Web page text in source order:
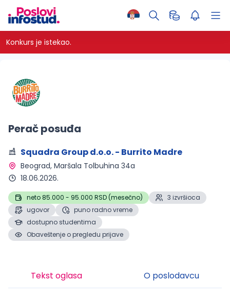
Konkurs je istekao.
Perač posuđa
Squadra Group d.o.o. - Burrito Madre
Beograd, Maršala Tolbuhina 34a
18.06.2026.
neto 85.000 - 95.000 RSD (mesečno)
3 izvršioca
ugovor
puno radno vreme
dostupno studentima
Obaveštenje o pregledu prijave
Tekst oglasa O poslodavcu